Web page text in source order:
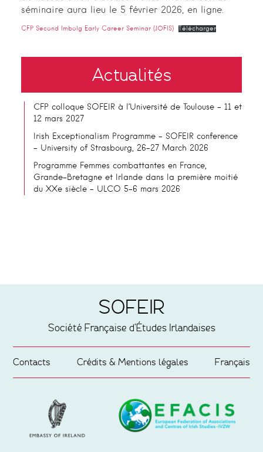
séminaire aura lieu le 5 février 2026, en ligne.
CFP Second Imbolg Early Career Seminar (JOFIS) Télécharger
Actualités
CFP colloque SOFEIR à l’Université de Toulouse – 11 et
12 mars 2027
Irish Exceptionalism Programme – SOFEIR conference
– University of Strasbourg, 26-27 March 2026
Programme Femmes combattantes en France,
Grande-Bretagne et Irlande dans la première moitié
du XXe siècle – ULCO 5-6 mars 2026
SOFEIR
Société Française d'Études Irlandaises
Contacts Crédits & Mentions légales Français